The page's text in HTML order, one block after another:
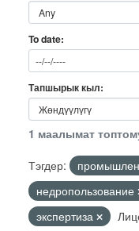
To date
Тапшырык кыл
1 маалымат
Тэгдер:
недропользование
экспертиза